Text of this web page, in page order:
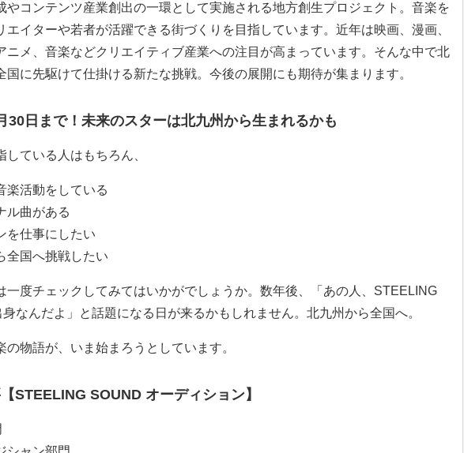
やコンテンツ産業創出の一環として実施される地方創生プロジェクト。音楽を
エイターや若者が活躍できる街づくりを目指しています。近年は映画、漫画、
ニメ、音楽などクリエイティブ産業への注目が高まっています。そんな中で北
国に先駆けて仕掛ける新たな挑戦。今後の展開にも期待が集まります。
30日まで！未来のスターは北九州から生まれるかも
している人はもちろん、
楽活動をしている
ル曲がある
を仕事にしたい
全国へ挑戦したい
一度チェックしてみてはいかがでしょうか。数年後、「あの人、STEELING
なんだよ」と話題になる日が来るかもしれません。北九州から全国へ。
の物語が、いま始まろうとしています。
STEELING SOUND オーディション】